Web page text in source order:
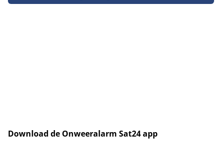
Download de Onweeralarm Sat24 app